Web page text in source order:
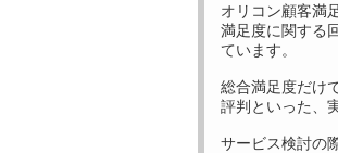
オリコン顧客満
満足度に関する
ています。
総合満足度だけ
評判といった、
サービス検討の